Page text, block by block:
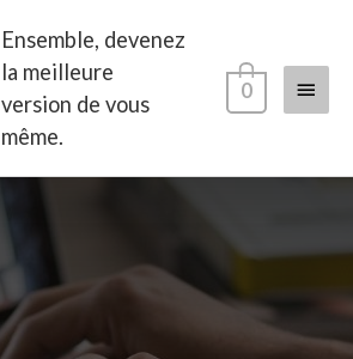
Ensemble, devenez
la meilleure
version de vous
même.
0